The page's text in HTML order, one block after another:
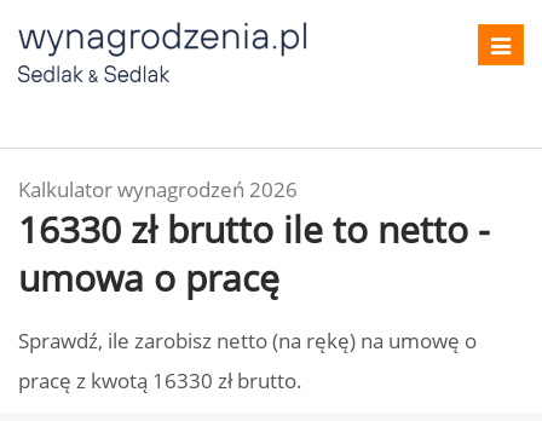
Kalkulator wynagrodzeń 2026
16330 zł brutto ile to netto -
umowa o pracę
Sprawdź, ile zarobisz netto (na rękę) na umowę o
pracę z kwotą 16330 zł brutto.